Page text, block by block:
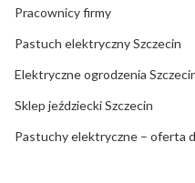
Pracownicy firmy
Pastuch elektryczny Szczecin
Elektryczne ogrodzenia
Sklep jeździecki Szczecin
Pastuchy elektryczne – oferta